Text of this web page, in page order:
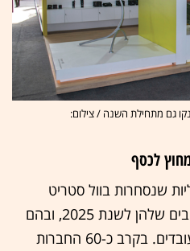
גם מתחילת השנה / צילום:
לכסף
שנסחרות בוול סטריט
מפרסמות את הדוחות המורחבים שלהן לשנת 2025, ובהם
הפירוט על התגמול ההוני לעובדים. בקרב כ-60 החברות